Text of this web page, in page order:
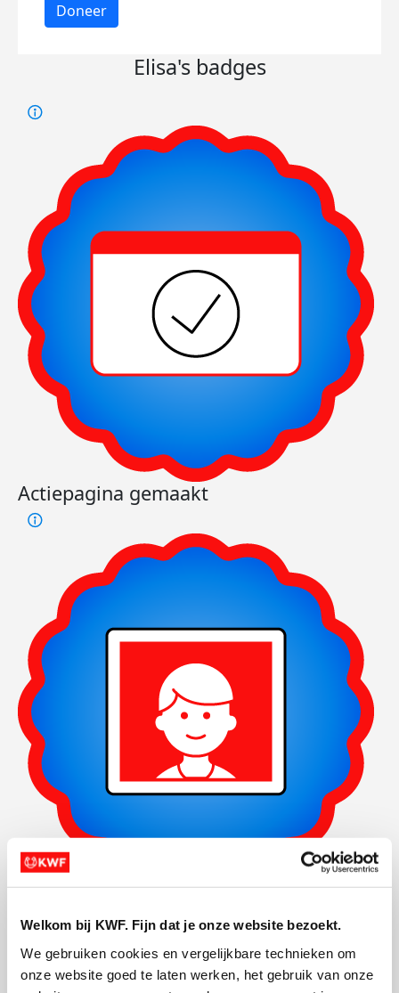
Welkom bij KWF. Fijn dat je onze website bezoekt.
We gebruiken cookies en vergelijkbare technieken om
onze website goed te laten werken, het gebruik van onze
Doneer
Elisa's badges
Actiepagina gemaakt